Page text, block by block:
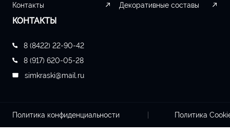
Контакты
Декоративные составы
КОНТАКТЫ
8 (8422) 22-90-42
8 (917) 620-05-28
simkraski@mail.ru
Политика конфиденциальности Политика